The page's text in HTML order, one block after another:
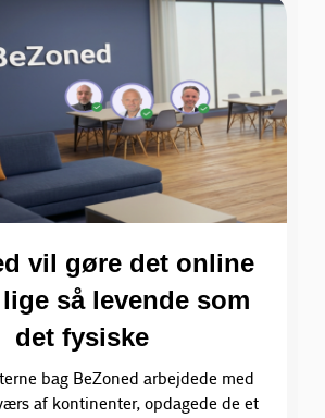
vil gøre det online
så levende som
det fysiske
bag BeZoned arbejdede med
af kontinenter, opdagede de et